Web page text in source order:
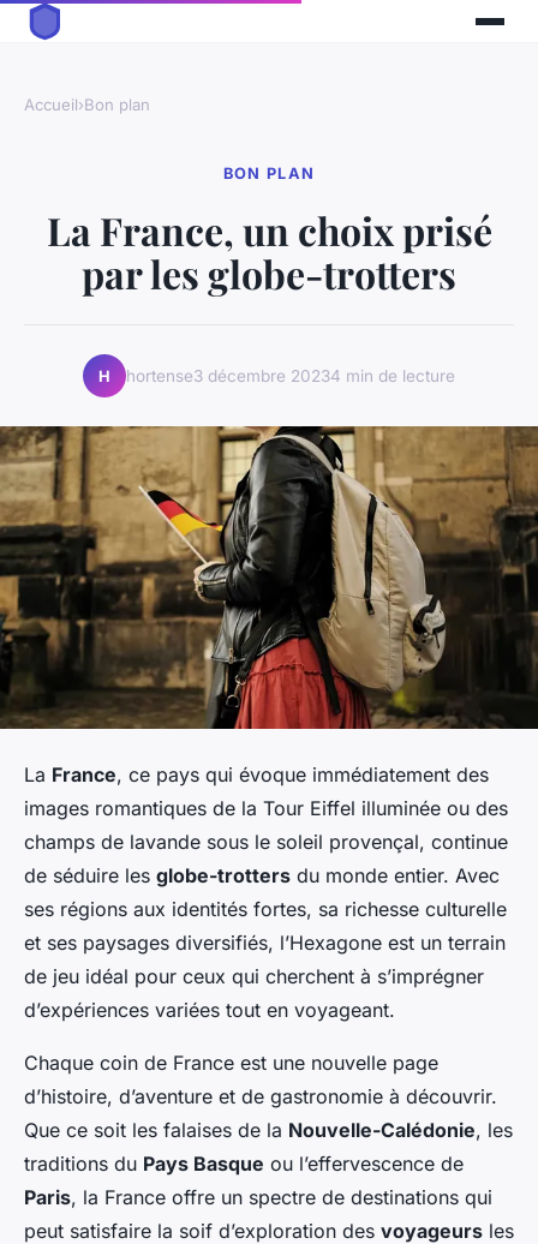
Accueil›Bon plan
BON PLAN
La France, un choix prisé
par les globe-trotters
H hortense3 décembre 20234 min de lecture
La France, ce pays qui évoque immédiatement des
images romantiques de la Tour Eiffel illuminée ou des
champs de lavande sous le soleil provençal, continue
de séduire les globe-trotters du monde entier. Avec
ses régions aux identités fortes, sa richesse culturelle
et ses paysages diversifiés, l’Hexagone est un terrain
de jeu idéal pour ceux qui cherchent à s’imprégner
d’expériences variées tout en voyageant.
Chaque coin de France est une nouvelle page
d’histoire, d’aventure et de gastronomie à découvrir.
Que ce soit les falaises de la Nouvelle-Calédonie, les
traditions du Pays Basque ou l’effervescence de
Paris, la France offre un spectre de destinations qui
peut satisfaire la soif d’exploration des voyageurs les